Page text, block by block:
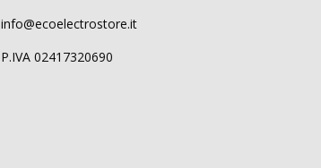
info@ecoelectrostore.it
P.IVA 02417320690